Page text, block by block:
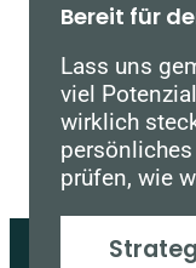
Bereit für
Lass uns
viel
wirklich
prüfen, wie